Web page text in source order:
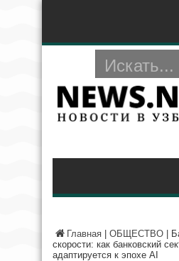
Главная ОБЩЕСТВО
скорости: как банковский
адаптируется к эпохе AI